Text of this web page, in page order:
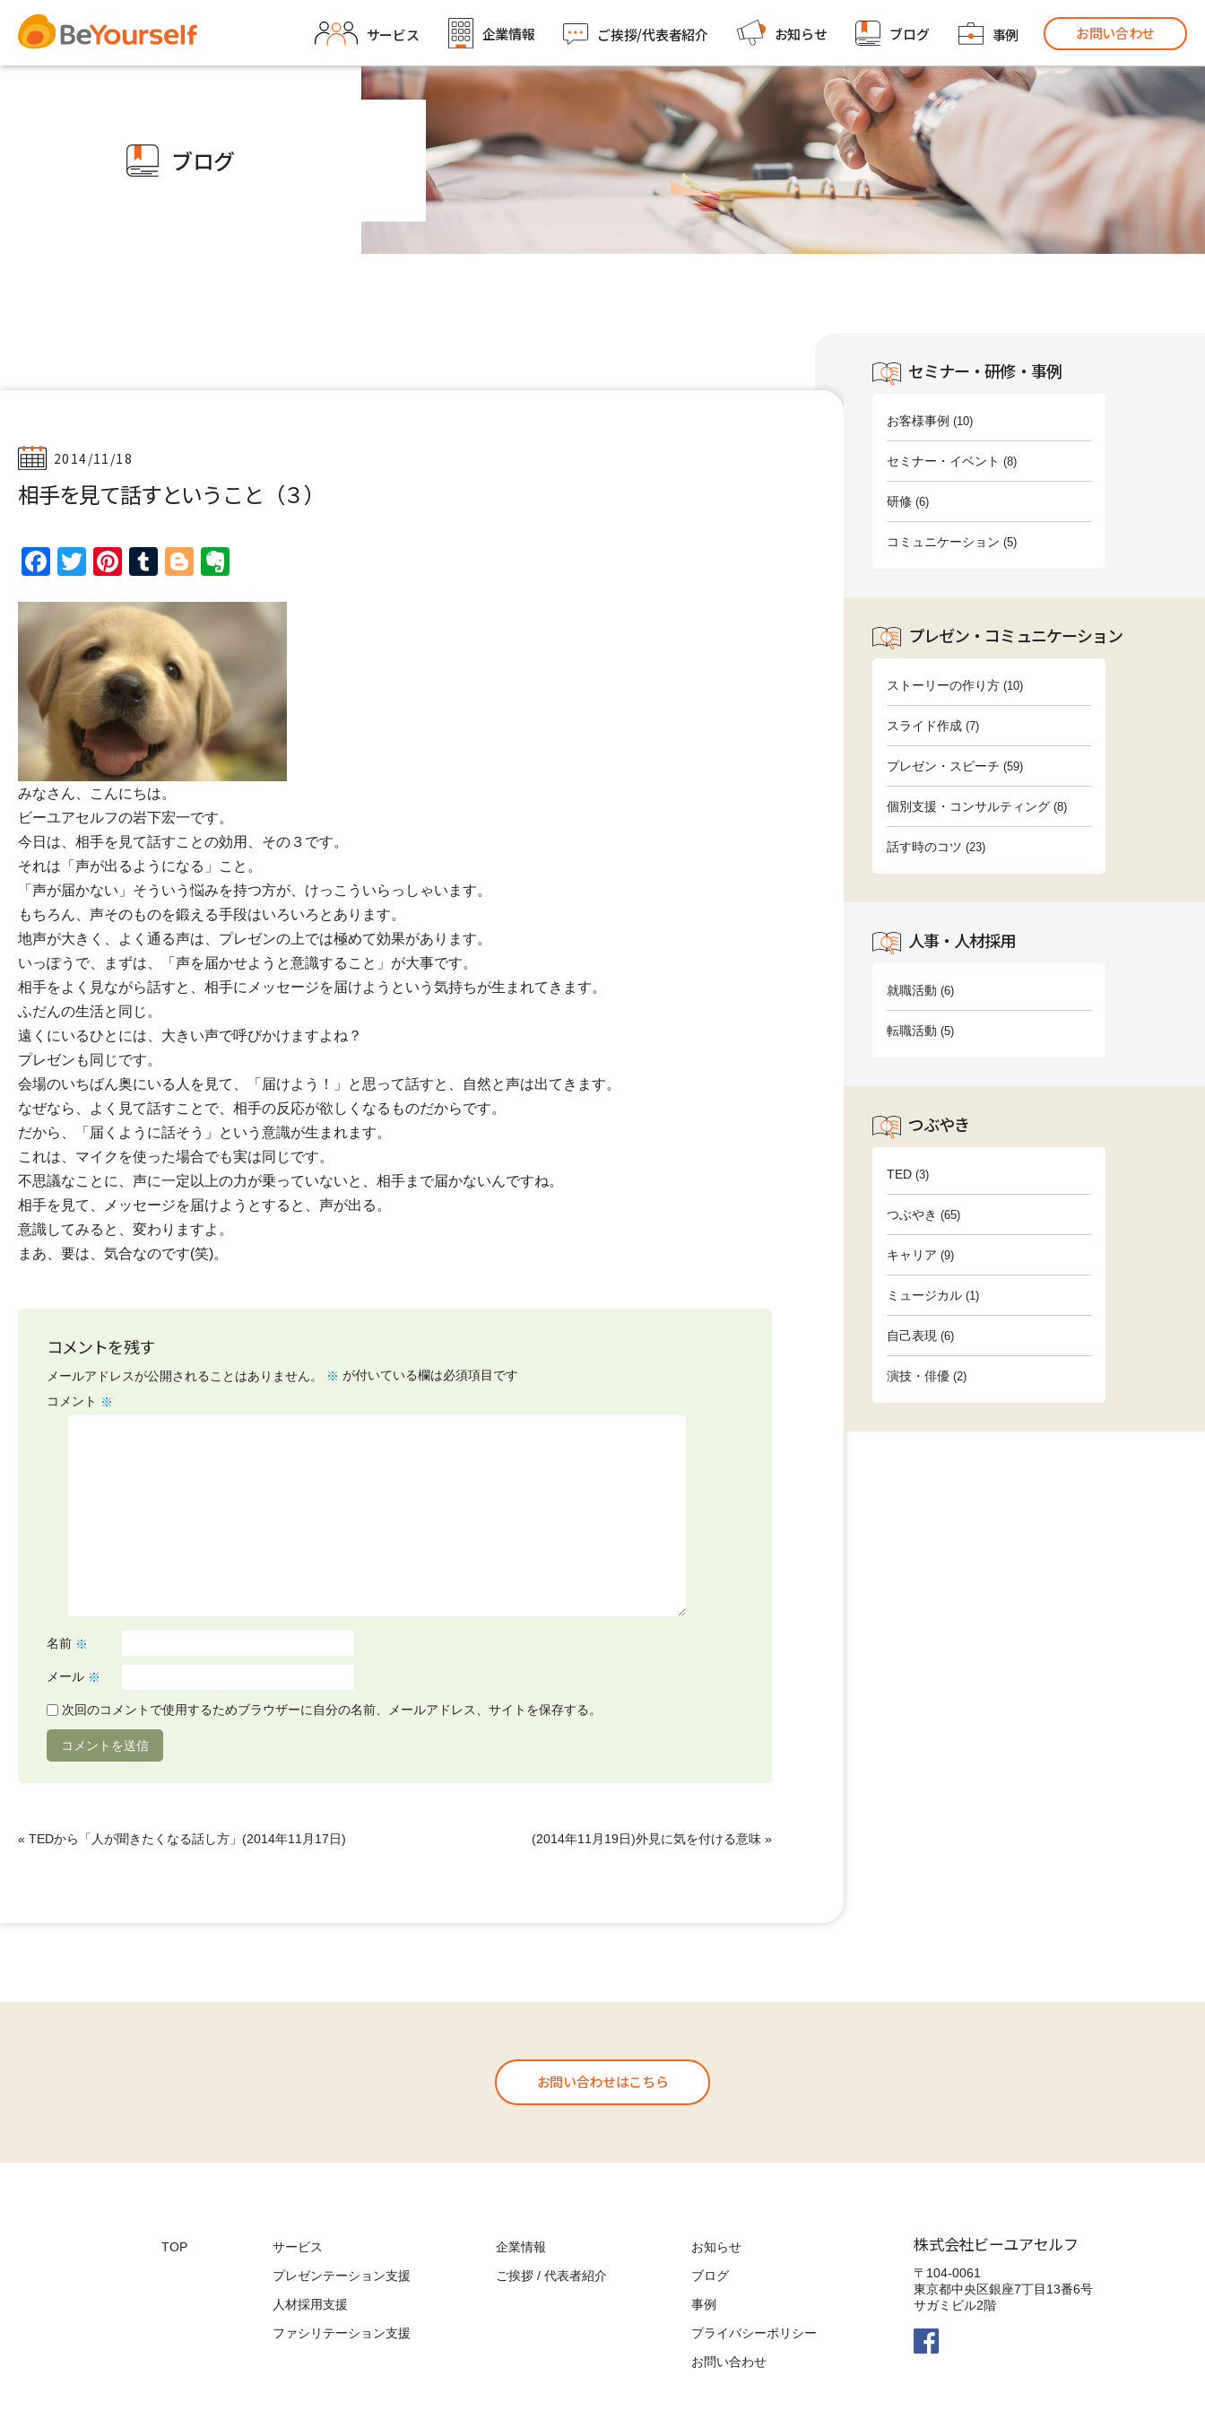
サービス 企業情報 ご挨拶/代表者紹介 お知らせ ブログ 事例 お問い合わせ
ブログ
2014/11/18
相手を見て話すということ（３）
FacebookTwitter PinterestTumblr Blogger
みなさん、こんにちは。
ビーユアセルフの岩下宏一です。
今日は、相手を見て話すことの効用、その３です。
それは「声が出るようになる」こと。
「声が届かない」そういう悩みを持つ方が、けっこういらっしゃいます。
もちろん、声そのものを鍛える手段はいろいろとあります。
地声が大きく、よく通る声は、プレゼンの上では極めて効果があります。
いっぽうで、まずは、「声を届かせようと意識すること」が大事です。
相手をよく見ながら話すと、相手にメッセージを届けようという気持ちが生まれてきます。
ふだんの生活と同じ。
遠くにいるひとには、大きい声で呼びかけますよね？
プレゼンも同じです。
会場のいちばん奥にいる人を見て、「届けよう！」と思って話すと、自然と声は出てきます。
なぜなら、よく見て話すことで、相手の反応が欲しくなるものだからです。
だから、「届くように話そう」という意識が生まれます。
これは、マイクを使った場合でも実は同じです。
不思議なことに、声に一定以上の力が乗っていないと、相手まで届かないんですね。
相手を見て、メッセージを届けようとすると、声が出る。
意識してみると、変わりますよ。
まあ、要は、気合なのです(笑)。
コメントを残す
メールアドレスが公開されることはありません。 ※ が付いている欄は必須項目です
コメント ※
名前 ※
メール ※
次回のコメントで使用するためブラウザーに自分の名前、メールアドレス、サイトを保存する。
« TEDから「人が聞きたくなる話し方」(2014年11月17日) (2014年11月19日)外見に気を付ける意味»
セミナー・研修・事例
お客様事例 (10)
セミナー・イベント (8)
研修(6)
コミュニケーション (5)
プレゼン・コミュニケーション
ストーリーの作り方(10)
スライド作成(7)
プレゼン・スピーチ (59)
個別支援・コンサルティング(8)
話す時のコツ (23)
人事・人材採用
就職活動 (6)
転職活動 (5)
つぶやき
TED(3)
つぶやき (65)
キャリア (9)
ミュージカル(1)
自己表現(6)
演技・俳優(2)
お問い合わせはこちら
TOP
サービス
プレゼンテーション支援
人材採用支援
ファシリテーション⽀援
企業情報
ご挨拶 / 代表者紹介
お知らせ
ブログ
事例
プライバシーポリシー
お問い合わせ
株式会社ビーユアセルフ
〒104-0061
東京都中央区銀座7丁目13番6号
サガミビル2階